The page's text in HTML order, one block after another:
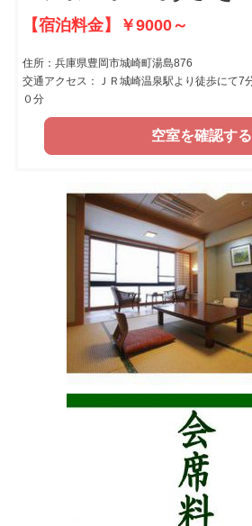
【宿泊料金】￥9000～
住所：兵庫県豊岡市城崎町湯島876
交通アクセス：ＪＲ城崎温泉駅より徒歩にて7
０分
空室を確認する